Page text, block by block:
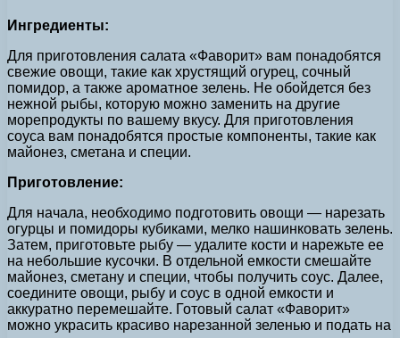
Ингредиенты:
Для приготовления салата «Фаворит» вам понадобятся
свежие овощи, такие как хрустящий огурец, сочный
помидор, а также ароматное зелень. Не обойдется без
нежной рыбы, которую можно заменить на другие
морепродукты по вашему вкусу. Для приготовления
соуса вам понадобятся простые компоненты, такие как
майонез, сметана и специи.
Приготовление:
Для начала, необходимо подготовить овощи — нарезать
огурцы и помидоры кубиками, мелко нашинковать зелень.
Затем, приготовьте рыбу — удалите кости и нарежьте ее
на небольшие кусочки. В отдельной емкости смешайте
майонез, сметану и специи, чтобы получить соус. Далее,
соедините овощи, рыбу и соус в одной емкости и
аккуратно перемешайте. Готовый салат «Фаворит»
можно украсить красиво нарезанной зеленью и подать на